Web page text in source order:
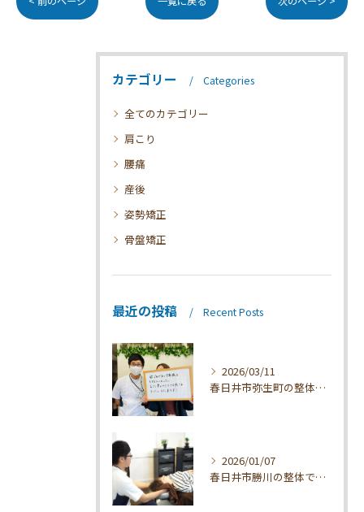
カテゴリー Categories
全てのカテゴリー
肩こり
腰痛
産後
姿勢矯正
骨盤矯正
最近の投稿 Recent Posts
2026/03/11
春日井市弥生町の整体技術と効果
2026/01/07
春日井市勝川の整体で肩こり改善法